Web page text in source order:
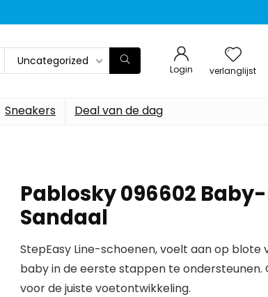
Uncategorized
Login verlanglijst
Sneakers Deal van de dag
Pablosky 096602
Sandaal
StepEasy Line-schoenen, voelt aan op
baby in de eerste stappen te ondersteunen.
voor de juiste voetontwikkeling.